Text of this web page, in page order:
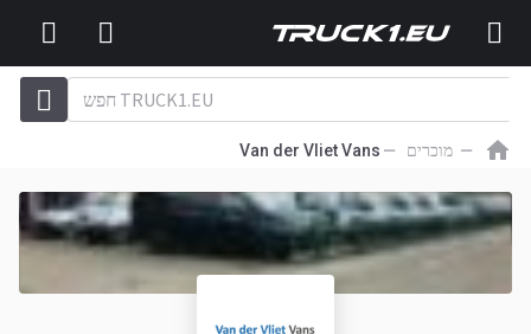
מוכרים Van der Vliet Vans